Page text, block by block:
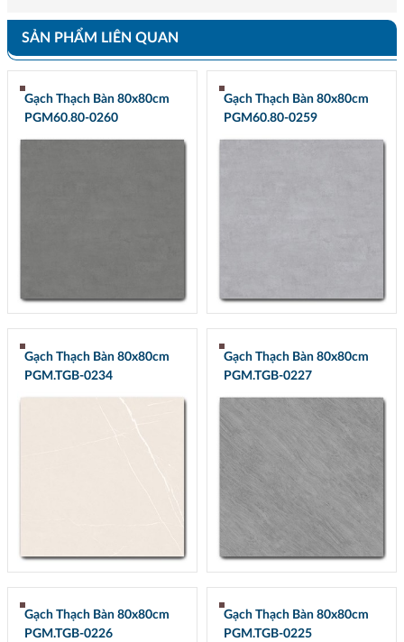
SẢN PHẨM LIÊN QUAN
Gạch Thạch Bàn 80x80cm
PGM60.80-0260
Gạch Thạch Bàn 80x80cm
PGM60.80-0259
Gạch Thạch Bàn 80x80cm
PGM.TGB-0234
Gạch Thạch Bàn 80x80cm
PGM.TGB-0227
Gạch Thạch Bàn 80x80cm
PGM.TGB-0226
Gạch Thạch Bàn 80x80cm
PGM.TGB-0225